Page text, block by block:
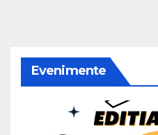
Evenimente